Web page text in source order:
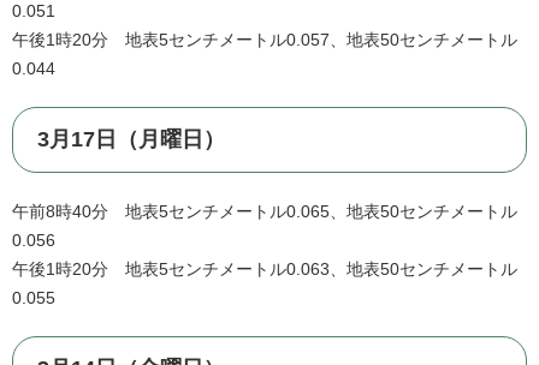
0.051
午後1時20分 地表5センチメートル0.057、地表50センチメートル
0.044
3月17日（月曜日）
午前8時40分 地表5センチメートル0.065、地表50センチメートル
0.056
午後1時20分 地表5センチメートル0.063、地表50センチメートル
0.055